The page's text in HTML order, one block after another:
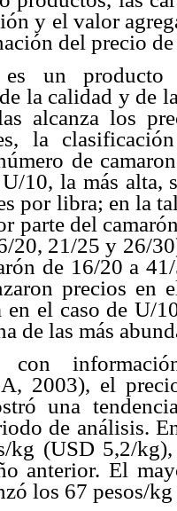
y el valor
del precio
un producto
la calidad y de
alcanza los
la
de
10, la más alta,
por libra; en la
parte del
20, 21/25 y 26/
de 16/20 a
precios en
en el caso de U/
de las más
con
2003), el
una
de análisis.
kg (USD 5,2/
anterior. El
los 67 pesos/